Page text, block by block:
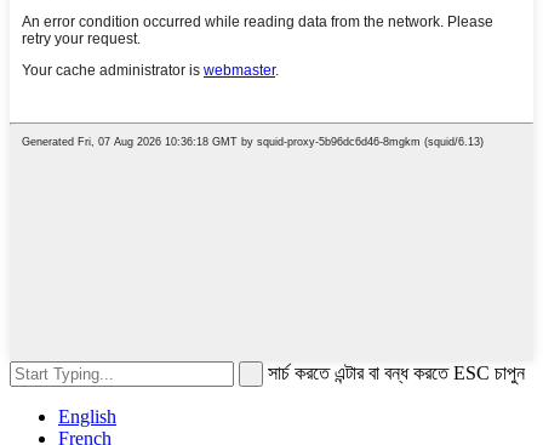
সার্চ করতে এন্টার বা বন্ধ করতে ESC চাপুন
English
French